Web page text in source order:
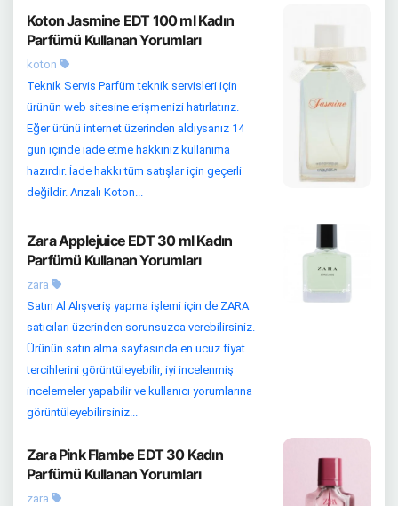
Koton Jasmine EDT 100 ml Kadın
Parfümü Kullanan Yorumları
koton
Teknik Servis Parfüm teknik servisleri için
ürünün web sitesine erişmenizi hatırlatırız.
Eğer ürünü internet üzerinden aldıysanız 14
gün içinde iade etme hakkınız kullanıma
hazırdır. İade hakkı tüm satışlar için geçerli
değildir. Arızalı Koton...
Zara Applejuice EDT 30 ml Kadın
Parfümü Kullanan Yorumları
zara
Satın Al Alışveriş yapma işlemi için de ZARA
satıcıları üzerinden sorunsuzca verebilirsiniz.
Ürünün satın alma sayfasında en ucuz fiyat
tercihlerini görüntüleyebilir, iyi incelenmiş
incelemeler yapabilir ve kullanıcı yorumlarına
görüntüleyebilirsiniz...
Zara Pink Flambe EDT 30 Kadın
Parfümü Kullanan Yorumları
zara